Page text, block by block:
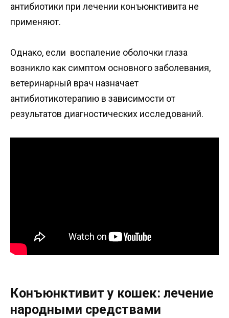
антибиотики при лечении конъюнктивита не
применяют.
Однако, если воспаление оболочки глаза
возникло как симптом основного заболевания,
ветеринарный врач назначает
антибиотикотерапию в зависимости от
результатов диагностических исследований.
Конъюнктивит у кошек: лечение
народными средствами